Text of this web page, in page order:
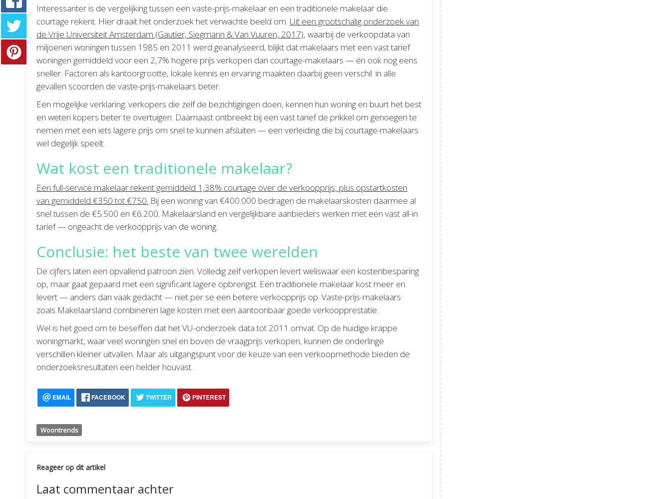
Interessanter is de vergelijking tussen een vaste-prijs-makelaar en een traditionele makelaar die
courtage rekent. Hier draait het onderzoek het verwachte beeld om. Uit een grootschalig onderzoek van
de Vrije Universiteit Amsterdam (Gautier, Siegmann & Van Vuuren, 2017), waarbij de verkoopdata van
miljoenen woningen tussen 1985 en 2011 werd geanalyseerd, blijkt dat makelaars met een vast tarief
woningen gemiddeld voor een 2,7% hogere prijs verkopen dan courtage-makelaars — én ook nog eens
sneller. Factoren als kantoorgrootte, lokale kennis en ervaring maakten daarbij geen verschil: in alle
gevallen scoorden de vaste-prijs-makelaars beter.
Een mogelijke verklaring: verkopers die zelf de bezichtigingen doen, kennen hun woning en buurt het best
en weten kopers beter te overtuigen. Daarnaast ontbreekt bij een vast tarief de prikkel om genoegen te
nemen met een iets lagere prijs om snel te kunnen afsluiten — een verleiding die bij courtage-makelaars
wel degelijk speelt.
Wat kost een traditionele makelaar?
Een full-service makelaar rekent gemiddeld 1,38% courtage over de verkoopprijs, plus opstartkosten
van gemiddeld €350 tot €750. Bij een woning van €400.000 bedragen de makelaarskosten daarmee al
snel tussen de €5.500 en €6.200. Makelaarsland en vergelijkbare aanbieders werken met een vast all-in
tarief — ongeacht de verkoopprijs van de woning.
Conclusie: het beste van twee werelden
De cijfers laten een opvallend patroon zien. Volledig zelf verkopen levert weliswaar een kostenbesparing
op, maar gaat gepaard met een significant lagere opbrengst. Een traditionele makelaar kost meer en
levert — anders dan vaak gedacht — niet per se een betere verkoopprijs op. Vaste-prijs-makelaars
zoals Makelaarsland combineren lage kosten met een aantoonbaar goede verkoopprestatie.
Wel is het goed om te beseffen dat het VU-onderzoek data tot 2011 omvat. Op de huidige krappe
woningmarkt, waar veel woningen snel en boven de vraagprijs verkopen, kunnen de onderlinge
verschillen kleiner uitvallen. Maar als uitgangspunt voor de keuze van een verkoopmethode bieden de
onderzoeksresultaten een helder houvast.
EMAIL FACEBOOK TWITTER PINTEREST
Woontrends
Reageer op dit artikel
Laat commentaar achter